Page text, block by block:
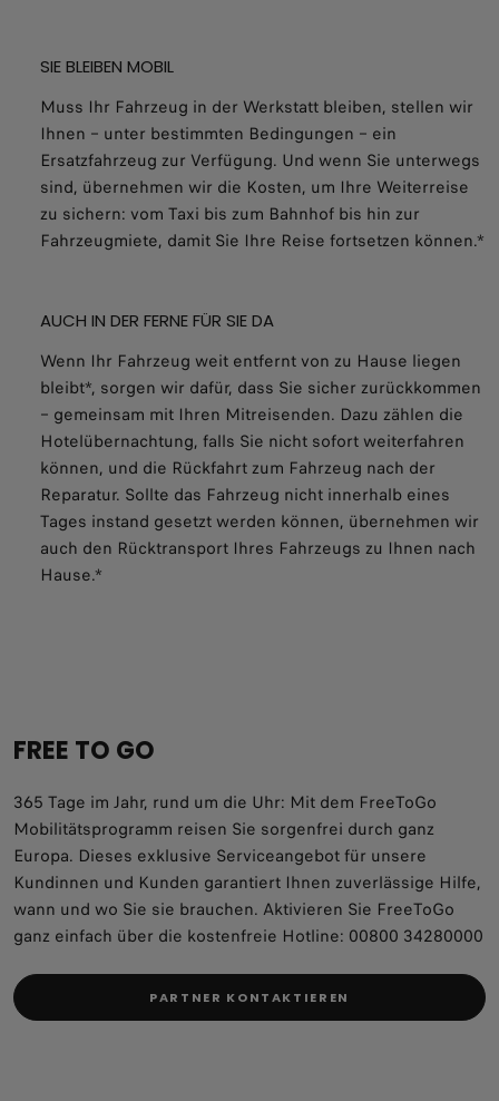
SIE BLEIBEN MOBIL
Muss Ihr Fahrzeug in der Werkstatt bleiben, stellen wir
Ihnen – unter bestimmten Bedingungen – ein
Ersatzfahrzeug zur Verfügung. Und wenn Sie unterwegs
sind, übernehmen wir die Kosten, um Ihre Weiterreise
zu sichern: vom Taxi bis zum Bahnhof bis hin zur
Fahrzeugmiete, damit Sie Ihre Reise fortsetzen können.*
AUCH IN DER FERNE FÜR SIE DA
Wenn Ihr Fahrzeug weit entfernt von zu Hause liegen
bleibt*, sorgen wir dafür, dass Sie sicher zurückkommen
– gemeinsam mit Ihren Mitreisenden. Dazu zählen die
Hotelübernachtung, falls Sie nicht sofort weiterfahren
können, und die Rückfahrt zum Fahrzeug nach der
Reparatur. Sollte das Fahrzeug nicht innerhalb eines
Tages instand gesetzt werden können, übernehmen wir
auch den Rücktransport Ihres Fahrzeugs zu Ihnen nach
Hause.*
FREE TO GO
365 Tage im Jahr, rund um die Uhr: Mit dem FreeToGo
Mobilitätsprogramm reisen Sie sorgenfrei durch ganz
Europa. Dieses exklusive Serviceangebot für unsere
Kundinnen und Kunden garantiert Ihnen zuverlässige Hilfe,
wann und wo Sie sie brauchen. Aktivieren Sie FreeToGo
ganz einfach über die kostenfreie Hotline: 00800 34280000
PARTNER KONTAKTIEREN